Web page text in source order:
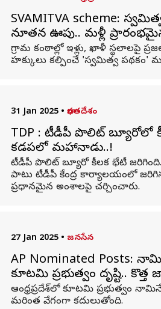
SVAMITVA scheme:
నూతన ఊపు.. మళ్లీ
గ్రామ కంఠాల్లో ఇళ్లు, ఖాళీ స్థలాలపై
హక్కులు కల్పించే 'స్వమిత్వ పథకం'
31 Jan 2025 • భారతదేశం
TDP : టీడీపీ పొలిట్ బ్యూరోలో
కడపలో మహానాడు..!
టీడీపీ పొలిట్ బ్యూరో కీలక భేటీ
పాటు టీడీపీ కేంద్ర కార్యాలయంలో
ప్రధానమైన అంశాలపై చర్చించారు.
27 Jan 2025 • జనసేన
AP Nominated Posts:
కూటమి ప్రభుత్వం దృష్టి.. కొత్త
ఆంధ్రప్రదేశ్‌లో కూటమి ప్రభుత్వం
మరింత వేగంగా కదులుతోంది.